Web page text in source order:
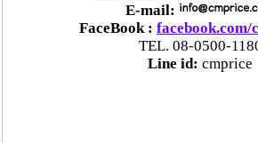
“ตรีนุช” เปิดตัวระบบ “e-
แรงงานต่างด้าวออนไลน์ ให้บริ
E-mail:
FaceBook : facebook.com/
TEL. 08-0500-
Line id: cmprice